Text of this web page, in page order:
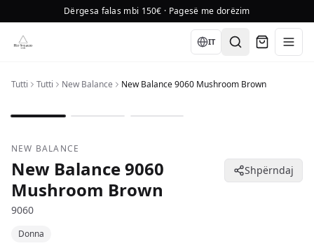
Dërgesa falas mbi 150€ · Pagesë me dorëzim
Language
IT
Tutti Tutti New Balance New Balance 9060 Mushroom Brown
NEW BALANCE
New Balance 9060
Mushroom Brown
Shpërndaj
9060
Donna